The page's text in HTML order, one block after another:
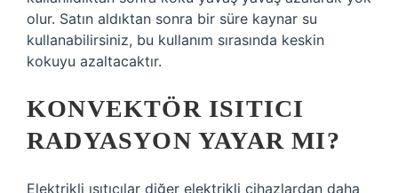
olur. Satın aldıktan sonra bir süre kaynar su
kullanabilirsiniz, bu kullanım sırasında keskin
kokuyu azaltacaktır.
KONVEKTÖR ISITICI
RADYASYON YAYAR MI?
Elektrikli ısıtıcılar diğer elektrikli cihazlardan daha